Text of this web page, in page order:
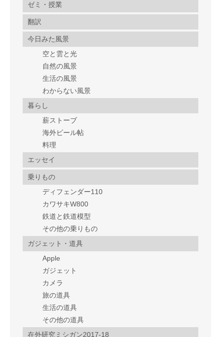
ゼミ・授業
翻訳
今日みた風景
空と雲と光
自然の風景
生活の風景
わからない風景
暮らし
薪ストーブ
海外ビール帖
料理
エッセイ
乗りもの
ディフェンダー110
カワサキW800
鉄道と鉄道模型
その他の乗りもの
ガジェット・道具
Apple
ガジェット
カメラ
旅の道具
生活の道具
その他の道具
在外研究ミシガン2017-18